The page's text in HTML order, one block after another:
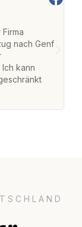
nach Genf
kann